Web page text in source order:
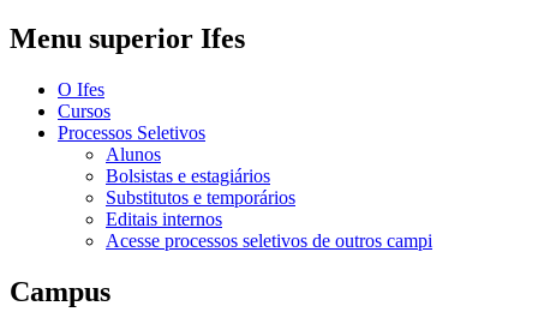
Menu superior Ifes
O Ifes
Cursos
Processos Seletivos
Alunos
Bolsistas e estagiários
Substitutos e temporários
Editais internos
Acesse processos seletivos de outros campi
Campus